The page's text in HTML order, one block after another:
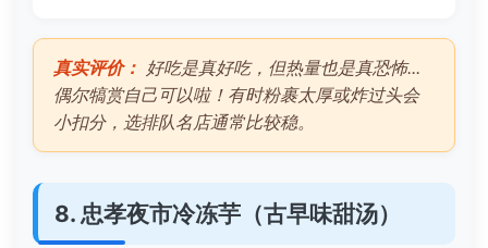
真实评价： 好吃是真好吃，但热量也是真恐怖...
偶尔犒赏自己可以啦！有时粉裹太厚或炸过头会
小扣分，选排队名店通常比较稳。
8. 忠孝夜市冷冻芋（古早味甜汤）